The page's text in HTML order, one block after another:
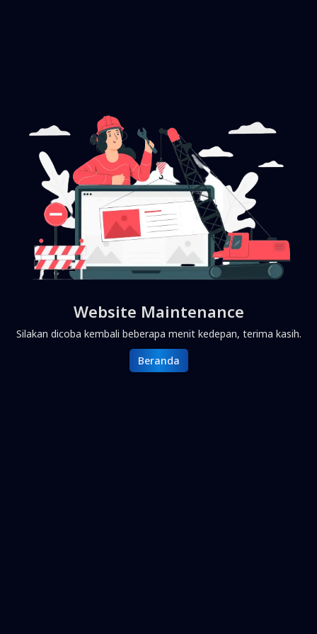
Website Maintenance
Silakan dicoba kembali beberapa menit kedepan, terima kasih.
Beranda